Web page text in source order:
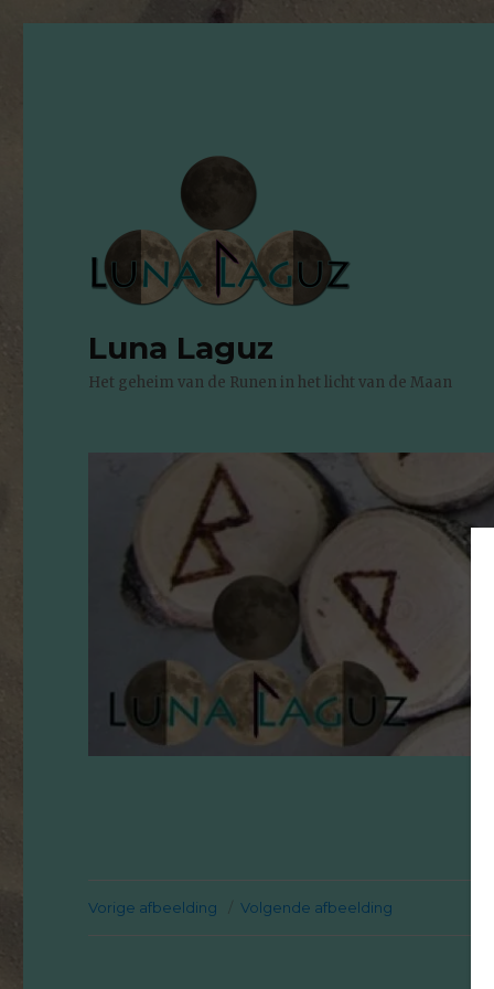
Luna Laguz
Het geheim van de Runen in het licht van de Maan
Vorige afbeelding Volgende afbeelding